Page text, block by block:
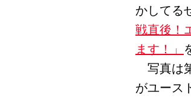
かしてる
戦直後！
ます！」
写真は
がユース